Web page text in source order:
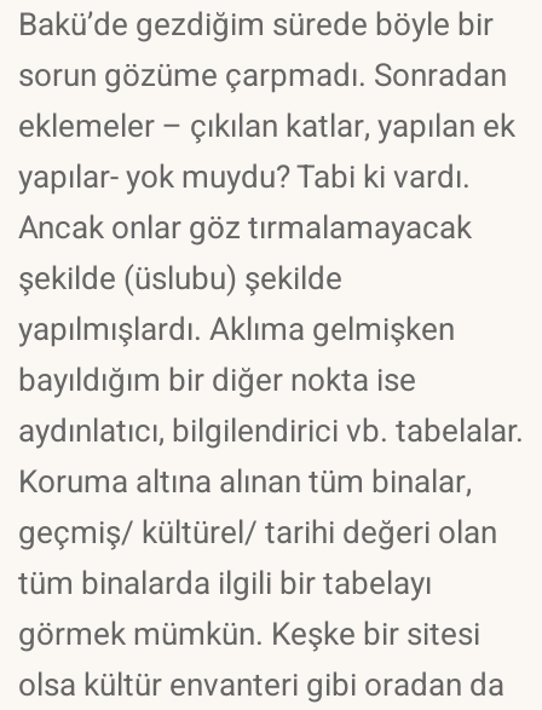
Bakü’de gezdiğim sürede böyle bir
sorun gözüme çarpmadı. Sonradan
eklemeler – çıkılan katlar, yapılan ek
yapılar- yok muydu? Tabi ki vardı.
Ancak onlar göz tırmalamayacak
şekilde (üslubu) şekilde
yapılmışlardı. Aklıma gelmişken
bayıldığım bir diğer nokta ise
aydınlatıcı, bilgilendirici vb. tabelalar.
Koruma altına alınan tüm binalar,
geçmiş/ kültürel/ tarihi değeri olan
tüm binalarda ilgili bir tabelayı
görmek mümkün. Keşke bir sitesi
olsa kültür envanteri gibi oradan da